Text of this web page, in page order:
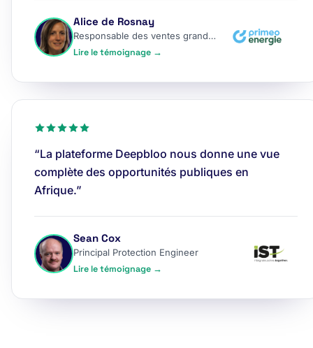
Alice de Rosnay
Responsable des ventes grands comptes
Lire le témoignage →
“La plateforme Deepbloo nous donne une vue
complète des opportunités publiques en
Afrique.”
Sean Cox
Principal Protection Engineer
Lire le témoignage →